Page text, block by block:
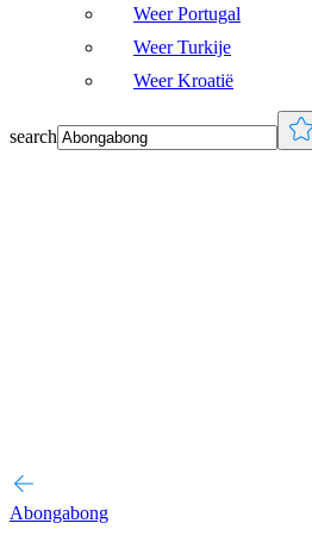
Weer Portugal
Weer Turkije
Weer Kroatië
search
Abongabong